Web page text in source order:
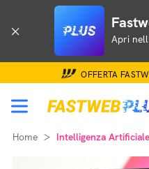
Apri
OFFERTA
Home Intelligenza Artificiale